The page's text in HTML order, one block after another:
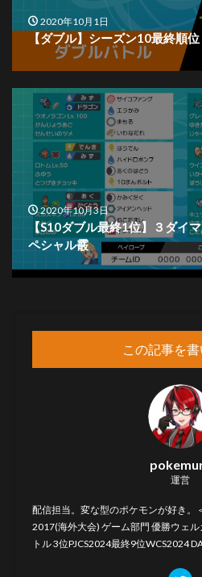
2020年10月1日
【ダブル】シーズン10最終順
2020年10月3日
【S10ダブル最終1位】３ダイ
ペシャル霰
この記事を書
運営
配信担当。変な型のポケモンが好き。
2017(海外大会) ゲーム部門 優勝ウェ
トル 3位PJCS2024最終9位WCS2024